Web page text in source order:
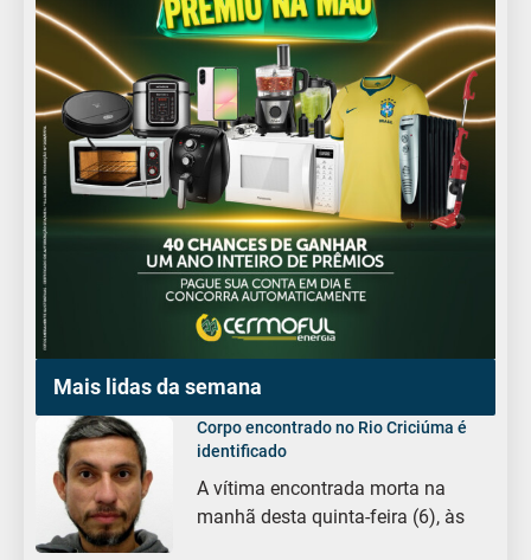
Mais lidas da semana
Corpo encontrado no Rio Criciúma é
identificado
A vítima encontrada morta na
manhã desta quinta-feira (6), às